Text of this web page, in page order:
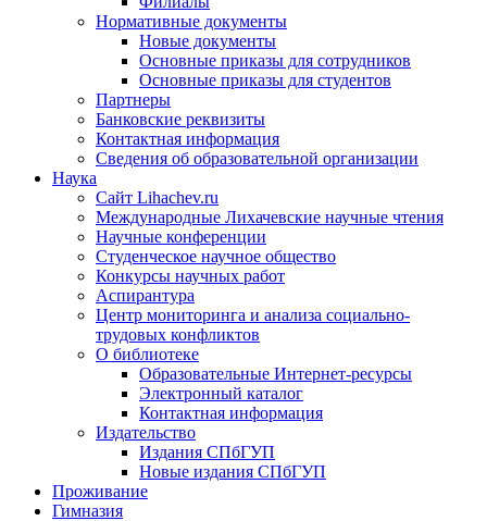
Нормативные документы
Новые документы
Основные приказы для сотрудников
Основные приказы для студентов
Партнеры
Банковские реквизиты
Контактная информация
Сведения об образовательной организации
Наука
Сайт Lihachev.ru
Международные Лихачевские научные чтения
Научные конференции
Студенческое научное общество
Конкурсы научных работ
Аспирантура
Центр мониторинга и анализа социально-
трудовых конфликтов
О библиотеке
Образовательные Интернет-ресурсы
Электронный каталог
Контактная информация
Издательство
Издания СПбГУП
Новые издания СПбГУП
Проживание
Гимназия